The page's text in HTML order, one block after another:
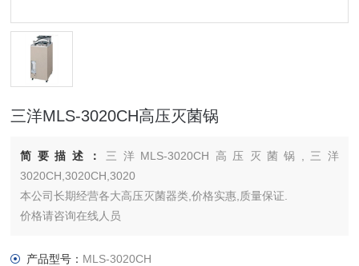
三洋MLS-3020CH高压灭菌锅
简要描述： 三洋MLS-3020CH高压灭菌锅,三洋
3020CH,3020CH,3020
本公司长期经营各大高压灭菌器类,价格实惠,质量保证.
价格请咨询在线人员
产品型号： MLS-3020CH